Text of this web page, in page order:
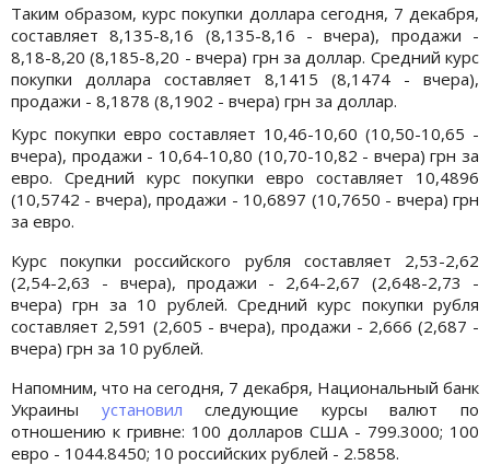
Таким образом, курс покупки доллара сегодня, 7 декабря,
составляет 8,135-8,16 (8,135-8,16 - вчера), продажи -
8,18-8,20 (8,185-8,20 - вчера) грн за доллар. Средний курс
покупки доллара составляет 8,1415 (8,1474 - вчера),
продажи - 8,1878 (8,1902 - вчера) грн за доллар.
Курс покупки евро составляет 10,46-10,60 (10,50-10,65 -
вчера), продажи - 10,64-10,80 (10,70-10,82 - вчера) грн за
евро. Средний курс покупки евро составляет 10,4896
(10,5742 - вчера), продажи - 10,6897 (10,7650 - вчера) грн
за евро.
Курс покупки российского рубля составляет 2,53-2,62
(2,54-2,63 - вчера), продажи - 2,64-2,67 (2,648-2,73 -
вчера) грн за 10 рублей. Средний курс покупки рубля
составляет 2,591 (2,605 - вчера), продажи - 2,666 (2,687 -
вчера) грн за 10 рублей.
Напомним, что на сегодня, 7 декабря, Национальный банк
Украины установил следующие курсы валют по
отношению к гривне: 100 долларов США - 799.3000; 100
евро - 1044.8450; 10 российских рублей - 2.5858.